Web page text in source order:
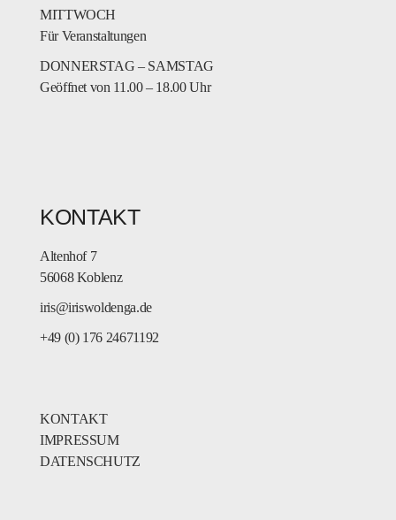
MITTWOCH
Für Veranstaltungen
DONNERSTAG – SAMSTAG
Geöffnet von 11.00 – 18.00 Uhr
KONTAKT
IMPRESSUM
DATENSCHUTZ
KONTAKT
Altenhof 7
56068 Koblenz
iris@iriswoldenga.de
+49 (0) 176 24671192